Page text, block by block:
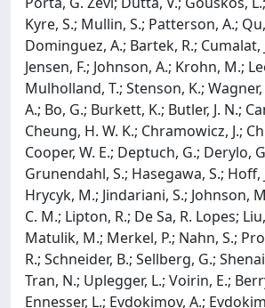
Kyre, S.; Mullin, S.; Patterson, A.;
Dominguez, A.; Bartek, R.; Cumalat,
Jensen, F.; Johnson, A.; Krohn, M.;
Mulholland, T.; Stenson, K.; Wagner,
A.; Bo, G.; Burkett, K.; Butler, J. N.;
Cheung, H. W. K.; Chramowicz, J.;
Cooper, W. E.; Deptuch, G.; Derylo,
Grunendahl, S.; Hasegawa, S.; Hoff,
Hrycyk, M.; Jindariani, S.; Johnson,
C. M.; Lipton, R.; De Sa, R. Lopes;
Matulik, M.; Merkel, P.; Nahn, S.;
R.; Schneider, B.; Sellberg, G.;
Tran, N.; Uplegger, L.; Voirin, E.;
Ennesser, L.; Evdokimov, A.;